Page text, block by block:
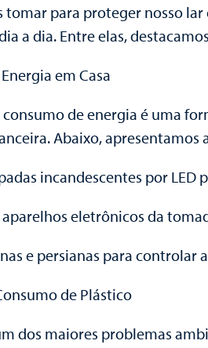
tomar para proteger nosso
a dia. Entre elas,
em Casa
de energia é uma
Abaixo, apresentamos
incandescentes por
aparelhos eletrônicos da
e persianas para controlar
de Plástico
dos maiores problemas